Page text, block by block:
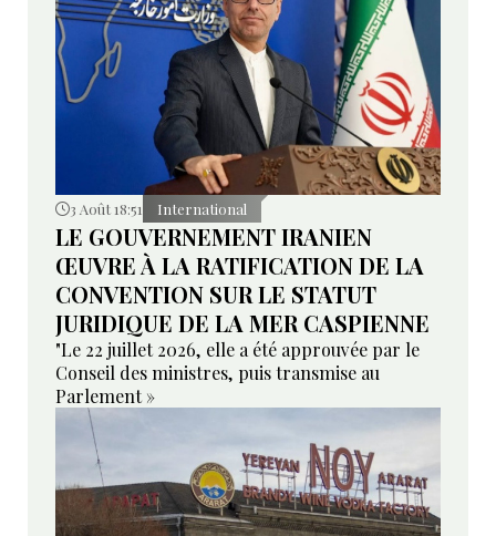
3 Août 18:51 International
LE GOUVERNEMENT IRANIEN
ŒUVRE À LA RATIFICATION DE LA
CONVENTION SUR LE STATUT
JURIDIQUE DE LA MER CASPIENNE
"Le 22 juillet 2026, elle a été approuvée par le
Conseil des ministres, puis transmise au
Parlement »